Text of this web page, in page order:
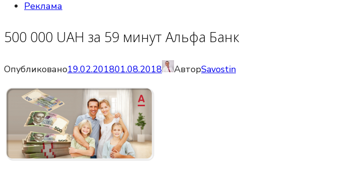
Реклама
500 000 UAH за 59 минут Альфа Банк
Опубликовано19.02.201801.08.2018 АвторSavostin